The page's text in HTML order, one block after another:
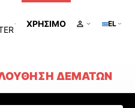
ΧΡΉΣΙΜΟ EL
ΔΕΜΆΤΩΝ